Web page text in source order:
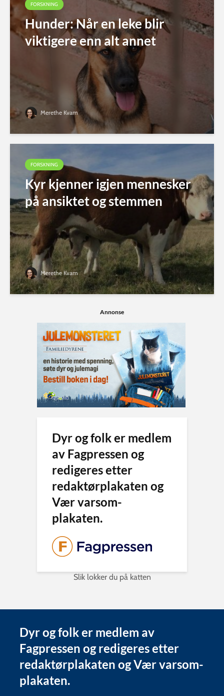
FORSKNING
Hunder: Når en leke blir
viktigere enn alt annet
Merethe Kvam
FORSKNING
Kyr kjenner igjen mennesker
på ansiktet og stemmen
Merethe Kvam
Annonse
Dyr og folk er medlem
av Fagpressen og
redigeres etter
redaktørplakaten og
Vær varsom-
plakaten.
Slik lokker du på katten
Dyr og folk er medlem av
Fagpressen og redigeres etter
redaktørplakaten og Vær varsom-
plakaten.